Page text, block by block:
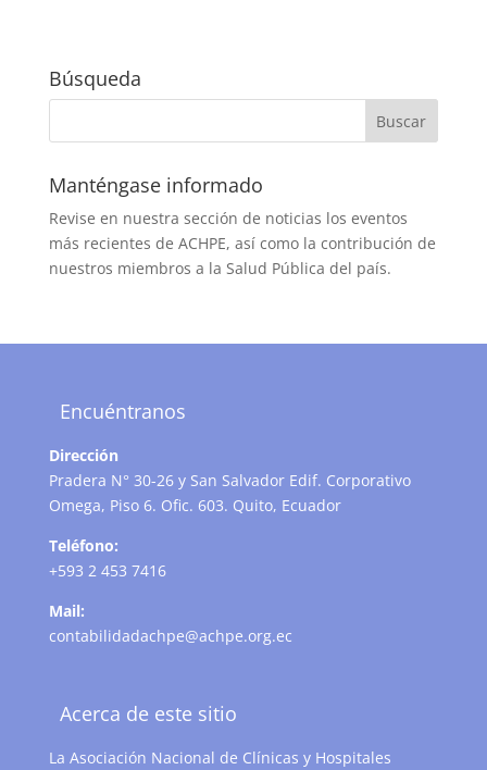
Búsqueda
Manténgase informado
Revise en nuestra sección de noticias los eventos
más recientes de ACHPE, así como la contribución de
nuestros miembros a la Salud Pública del país.
Encuéntranos
Dirección
Pradera N° 30-26 y San Salvador Edif. Corporativo
Omega, Piso 6. Ofic. 603. Quito, Ecuador
Teléfono:
+593 2 453 7416
Mail:
contabilidadachpe@achpe.org.ec
Acerca de este sitio
La Asociación Nacional de Clínicas y Hospitales